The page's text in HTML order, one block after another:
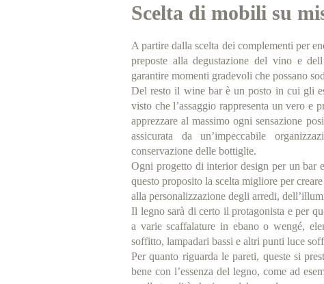
Scelta di mobili su
A partire dalla scelta dei complementi per
preposte alla degustazione del vino e
garantire momenti gradevoli che possano
Del resto il wine bar è un posto in cui gli
visto che l’assaggio rappresenta un vero e
apprezzare al massimo ogni sensazione
assicurata da un’impeccabile
conservazione delle bottiglie.
Ogni progetto di interior design per un bar
questo proposito la scelta migliore per
alla personalizzazione degli arredi,
Il legno sarà di certo il protagonista e per
a varie scaffalature in ebano o wengé,
soffitto, lampadari bassi e altri punti luce
Per quanto riguarda le pareti, queste si
bene con l’essenza del legno, come ad